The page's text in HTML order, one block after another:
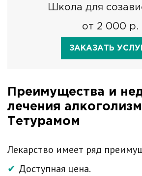
Школа для
от 2 000 р.
ЗАКАЗАТЬ
Преимущества и
лечения
Тетурамом
Лекарство имеет ряд
Доступная цена.